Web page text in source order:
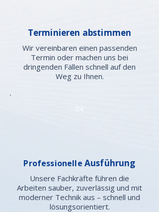
Terminieren abstimmen
Wir vereinbaren einen passenden
Termin oder machen uns bei
dringenden Fällen schnell auf den
Weg zu Ihnen.
04
Professionelle Ausführung
Unsere Fachkräfte führen die
Arbeiten sauber, zuverlässig und mit
moderner Technik aus – schnell und
lösungsorientiert.